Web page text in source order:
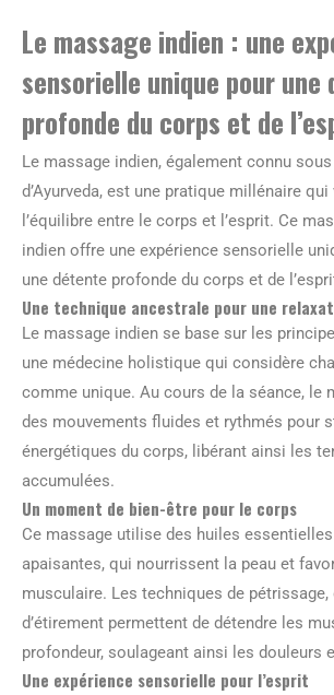
Le massage indien : une
sensorielle unique pour
profonde du corps et de
Le massage indien, également connu
d’Ayurveda, est une pratique millénaire
l’équilibre entre le corps et l’esprit. Ce
indien offre une expérience sensorielle
une détente profonde du corps et de
Une technique ancestrale pour une
Le massage indien se base sur les
une médecine holistique qui considère
comme unique. Au cours de la séance, le
des mouvements fluides et rythmés pour
énergétiques du corps, libérant ainsi les
accumulées.
Un moment de bien-être pour le corps
Ce massage utilise des huiles
apaisantes, qui nourrissent la peau et
musculaire. Les techniques de
d’étirement permettent de détendre les
profondeur, soulageant ainsi les douleurs
Une expérience sensorielle pour l’esprit